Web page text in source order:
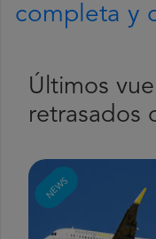
completa y
Últimos
retrasados
NEWS